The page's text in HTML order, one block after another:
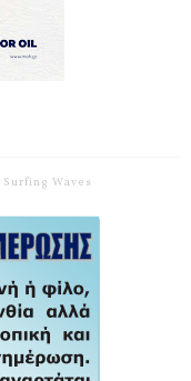
Surfing Waves